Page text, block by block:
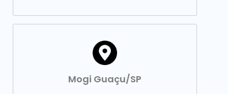
Mogi Guaçu/SP